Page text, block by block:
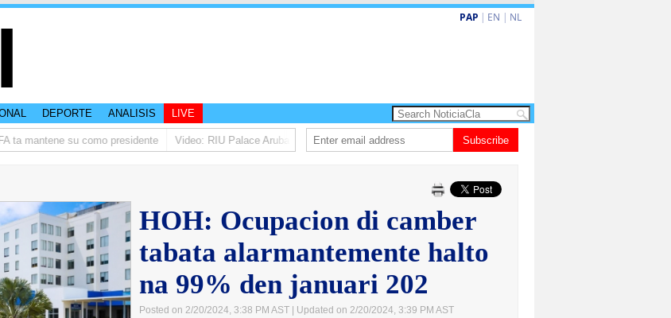
PAP | EN | NL
DEPORTE ANALISIS LIVE
mantene su como presidente Video: RIU Palace Aruba ta eleva turismo premium cu renobacion di US$106 miyon
Subscribe
HOH: Ocupacion di camber
tabata alarmantemente halto
na 99% den januari 202
Posted on 2/20/2024, 3:38 PM AST | Updated on 2/20/2024, 3:39 PM AST